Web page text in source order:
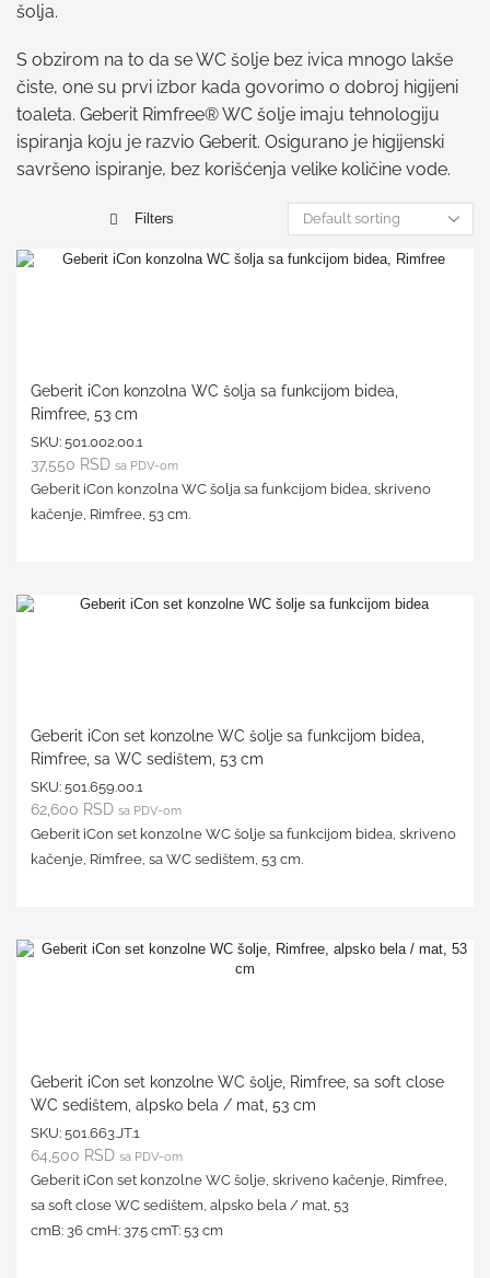
šolja.
S obzirom na to da se WC šolje bez ivica mnogo lakše
čiste, one su prvi izbor kada govorimo o dobroj higijeni
toaleta. Geberit Rimfree® WC šolje imaju tehnologiju
ispiranja koju je razvio Geberit. Osigurano je higijenski
savršeno ispiranje, bez korišćenja velike količine vode.
Filters
Geberit iCon konzolna WC šolja sa funkcijom bidea,
Rimfree, 53 cm
SKU: 501.002.00.1
37,550 RSD sa PDV-om
Geberit iCon konzolna WC šolja sa funkcijom bidea, skriveno
kačenje, Rimfree, 53 cm.
Geberit iCon set konzolne WC šolje sa funkcijom bidea,
Rimfree, sa WC sedištem, 53 cm
SKU: 501.659.00.1
62,600 RSD sa PDV-om
Geberit iCon set konzolne WC šolje sa funkcijom bidea, skriveno
kačenje, Rimfree, sa WC sedištem, 53 cm.
Geberit iCon set konzolne WC šolje, Rimfree, sa soft close
WC sedištem, alpsko bela / mat, 53 cm
SKU: 501.663.JT.1
64,500 RSD sa PDV-om
Geberit iCon set konzolne WC šolje, skriveno kačenje, Rimfree,
sa soft close WC sedištem, alpsko bela / mat, 53
cmB: 36 cmH: 37.5 cmT: 53 cm